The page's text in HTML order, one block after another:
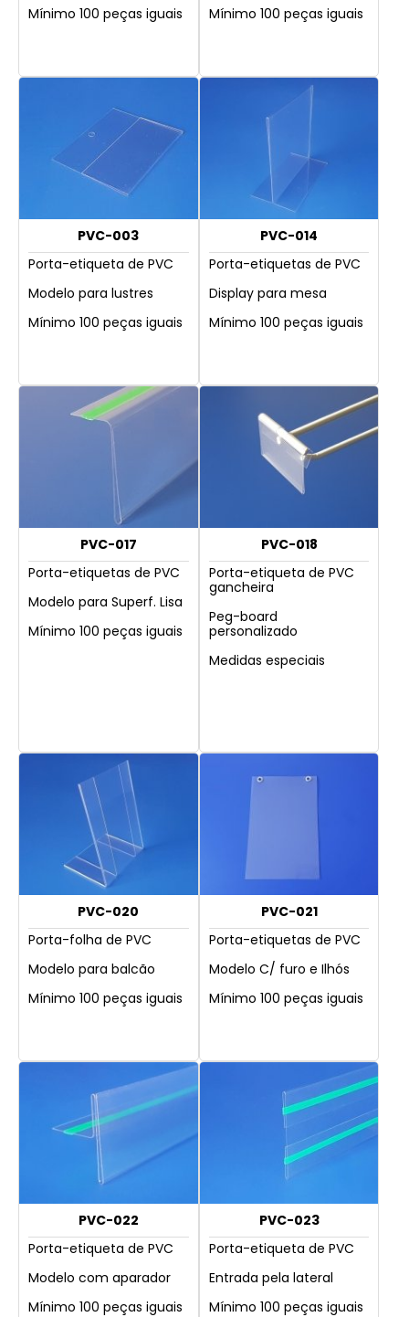
Mínimo 100 peças iguais
Mínimo 100 peças iguais
PVC-003
Porta-etiqueta de PVC
Modelo para lustres
Mínimo 100 peças iguais
PVC-014
Porta-etiquetas de PVC
Display para mesa
Mínimo 100 peças iguais
PVC-017
Porta-etiquetas de PVC
Modelo para Superf. Lisa
Mínimo 100 peças iguais
PVC-018
Porta-etiqueta de PVC
gancheira
Peg-board
personalizado
Medidas especiais
PVC-020
Porta-folha de PVC
Modelo para balcão
Mínimo 100 peças iguais
PVC-021
Porta-etiquetas de PVC
Modelo C/ furo e Ilhós
Mínimo 100 peças iguais
PVC-022
Porta-etiqueta de PVC
Modelo com aparador
Mínimo 100 peças iguais
PVC-023
Porta-etiqueta de PVC
Entrada pela lateral
Mínimo 100 peças iguais